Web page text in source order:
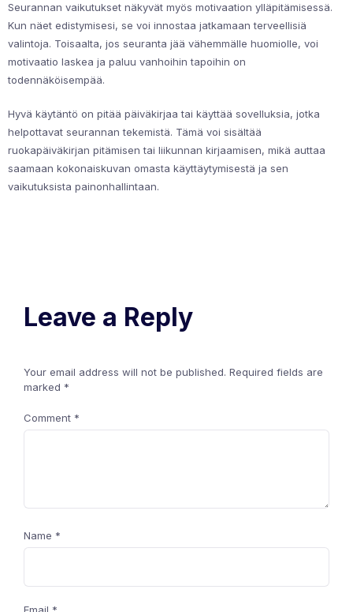
Seurannan vaikutukset näkyvät myös motivaation ylläpitämisessä.
Kun näet edistymisesi, se voi innostaa jatkamaan terveellisiä
valintoja. Toisaalta, jos seuranta jää vähemmälle huomiolle, voi
motivaatio laskea ja paluu vanhoihin tapoihin on
todennäköisempää.
Hyvä käytäntö on pitää päiväkirjaa tai käyttää sovelluksia, jotka
helpottavat seurannan tekemistä. Tämä voi sisältää
ruokapäiväkirjan pitämisen tai liikunnan kirjaamisen, mikä auttaa
saamaan kokonaiskuvan omasta käyttäytymisestä ja sen
vaikutuksista painonhallintaan.
Leave a Reply
Your email address will not be published. Required fields are
marked *
Comment *
Name *